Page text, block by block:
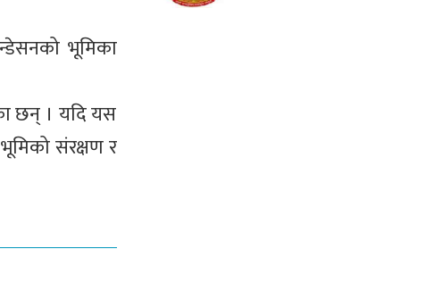
भूमिका
छन् । यदि यस
संरक्षण र